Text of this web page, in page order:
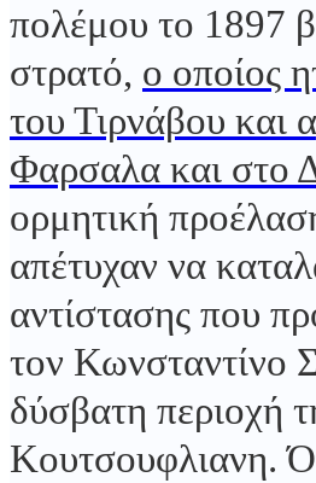
πολέμου το 1897
στρατό, ο οποίος
του Τιρνάβου και
Φαρσαλα και στο
ορμητική
απέτυχαν να
αντίστασης που
τον Κωνσταντίνο
δύσβατη περιοχή
Κουτσουφλιανη.